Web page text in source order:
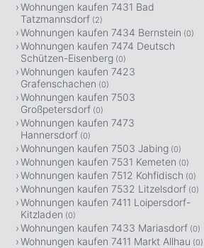
Wohnungen kaufen 7431 Bad
Tatzmannsdorf (2)
Wohnungen kaufen 7434 Bernstein (0)
Wohnungen kaufen 7474 Deutsch
Schützen-Eisenberg (0)
Wohnungen kaufen 7423
Grafenschachen (0)
Wohnungen kaufen 7503
Großpetersdorf (0)
Wohnungen kaufen 7473
Hannersdorf (0)
Wohnungen kaufen 7503 Jabing (0)
Wohnungen kaufen 7531 Kemeten (0)
Wohnungen kaufen 7512 Kohfidisch (0)
Wohnungen kaufen 7532 Litzelsdorf (0)
Wohnungen kaufen 7411 Loipersdorf-
Kitzladen (0)
Wohnungen kaufen 7433 Mariasdorf (0)
Wohnungen kaufen 7411 Markt Allhau (0)